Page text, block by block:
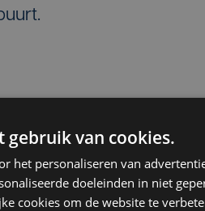
gebruik van cookies.
het personaliseren van
doeleinden in niet
cookies om de website te